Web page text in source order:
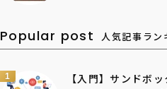
Popular post 人気記事ラン
1
【入門】サンドボ